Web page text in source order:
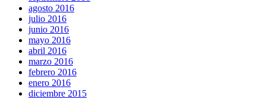
agosto 2016
julio 2016
junio 2016
mayo 2016
abril 2016
marzo 2016
febrero 2016
enero 2016
diciembre 2015